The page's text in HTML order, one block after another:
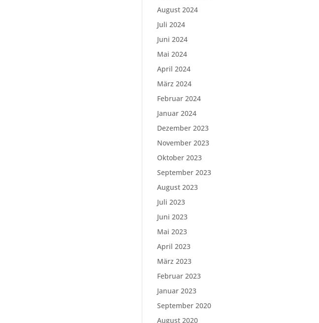
August 2024
Juli 2024
Juni 2024
Mai 2024
April 2024
März 2024
Februar 2024
Januar 2024
Dezember 2023
November 2023
Oktober 2023
September 2023
August 2023
Juli 2023
Juni 2023
Mai 2023
April 2023
März 2023
Februar 2023
Januar 2023
September 2020
August 2020